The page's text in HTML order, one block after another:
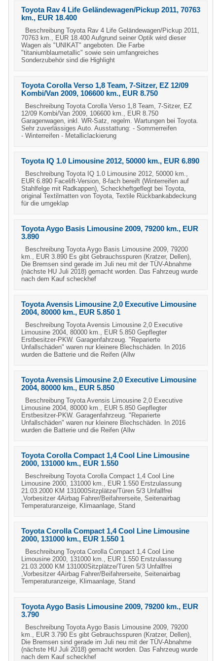
Toyota Rav 4 Life Geländewagen/Pickup 2011, 70763
km., EUR 18.400
Beschreibung Toyota Rav 4 Life Geländewagen/Pickup 2011,
70763 km., EUR 18.400 Aufgrund seiner Optik wird dieser
Wagen als "UNIKAT" angeboten. Die Farbe
"titaniumblaumetallic" sowie sein umfangreiches
Sonderzubehör sind die Highlight
Toyota Corolla Verso 1,8 Team, 7-Sitzer, EZ 12/09
Kombi/Van 2009, 106600 km., EUR 8.750
Beschreibung Toyota Corolla Verso 1,8 Team, 7-Sitzer, EZ
12/09 Kombi/Van 2009, 106600 km., EUR 8.750
Garagenwagen, inkl. WR-Satz, regelm. Wartungen bei Toyota.
Sehr zuverlässiges Auto. Ausstattung: - Sommerreifen
- Winterreifen - Metalliclackierung
Toyota IQ 1.0 Limousine 2012, 50000 km., EUR 6.890
Beschreibung Toyota IQ 1.0 Limousine 2012, 50000 km.,
EUR 6.890 Facelift-Version, 8-fach bereift (Winterreifen auf
Stahlfelge mit Radkappen), Scheckheftgeflegt bei Toyota,
original Textilmatten von Toyota, Textile Rückbankabdeckung
für die umgeklap
Toyota Aygo Basis Limousine 2009, 79200 km., EUR
3.890
Beschreibung Toyota Aygo Basis Limousine 2009, 79200
km., EUR 3.890 Es gibt Gebrauchsspuren (Kratzer, Dellen),
Die Bremsen sind gerade im Juli neu mit der TÜV-Abnahme
(nächste HU Juli 2018) gemacht worden. Das Fahrzeug wurde
nach dem Kauf scheckhef
Toyota Avensis Limousine 2,0 Executive Limousine
2004, 80000 km., EUR 5.850 1
Beschreibung Toyota Avensis Limousine 2,0 Executive
Limousine 2004, 80000 km., EUR 5.850 Gepflegter
Erstbesitzer-PKW. Garagenfahrzeug. "Reparierte
Unfallschäden" waren nur kleinere Blechschäden. In 2016
wurden die Batterie und die Reifen (Allw
Toyota Avensis Limousine 2,0 Executive Limousine
2004, 80000 km., EUR 5.850
Beschreibung Toyota Avensis Limousine 2,0 Executive
Limousine 2004, 80000 km., EUR 5.850 Gepflegter
Erstbesitzer-PKW. Garagenfahrzeug. "Reparierte
Unfallschäden" waren nur kleinere Blechschäden. In 2016
wurden die Batterie und die Reifen (Allw
Toyota Corolla Compact 1,4 Cool Line Limousine
2000, 131000 km., EUR 1.550
Beschreibung Toyota Corolla Compact 1,4 Cool Line
Limousine 2000, 131000 km., EUR 1.550 Erstzulassung
21.03.2000 KM 131000Sitzplätze/Türen 5/3 Unfallfrei
,Vorbesitzer 4Airbag Fahrer/Beifahrerseite, Seitenairbag
Temperaturanzeige, Klimaanlage, Stand
Toyota Corolla Compact 1,4 Cool Line Limousine
2000, 131000 km., EUR 1.550 1
Beschreibung Toyota Corolla Compact 1,4 Cool Line
Limousine 2000, 131000 km., EUR 1.550 Erstzulassung
21.03.2000 KM 131000Sitzplätze/Türen 5/3 Unfallfrei
,Vorbesitzer 4Airbag Fahrer/Beifahrerseite, Seitenairbag
Temperaturanzeige, Klimaanlage, Stand
Toyota Aygo Basis Limousine 2009, 79200 km., EUR
3.790
Beschreibung Toyota Aygo Basis Limousine 2009, 79200
km., EUR 3.790 Es gibt Gebrauchsspuren (Kratzer, Dellen),
Die Bremsen sind gerade im Juli neu mit der TÜV-Abnahme
(nächste HU Juli 2018) gemacht worden. Das Fahrzeug wurde
nach dem Kauf scheckhef